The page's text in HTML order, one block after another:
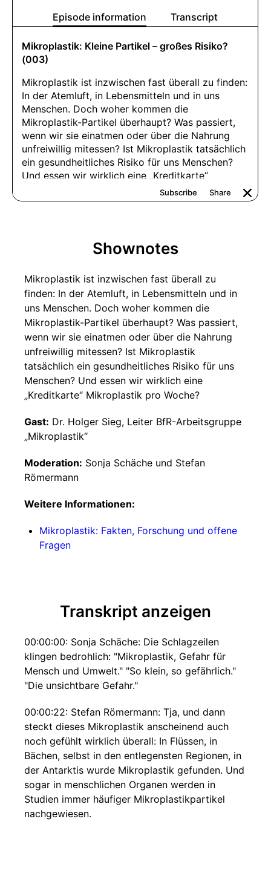
Shownotes
Mikroplastik ist inzwischen fast überall zu
finden: In der Atemluft, in Lebensmitteln und in
uns Menschen. Doch woher kommen die
Mikroplastik-Partikel überhaupt? Was passiert,
wenn wir sie einatmen oder über die Nahrung
unfreiwillig mitessen? Ist Mikroplastik
tatsächlich ein gesundheitliches Risiko für uns
Menschen? Und essen wir wirklich eine
„Kreditkarte“ Mikroplastik pro Woche?
Gast: Dr. Holger Sieg, Leiter BfR-Arbeitsgruppe
„Mikroplastik“
Moderation: Sonja Schäche und Stefan
Römermann
Weitere Informationen:
Mikroplastik: Fakten, Forschung und offene
Fragen
Transkript anzeigen
00:00:00: Sonja Schäche: Die Schlagzeilen
klingen bedrohlich: "Mikroplastik, Gefahr für
Mensch und Umwelt." "So klein, so gefährlich."
"Die unsichtbare Gefahr."
00:00:22: Stefan Römermann: Tja, und dann
steckt dieses Mikroplastik anscheinend auch
noch gefühlt wirklich überall: In Flüssen, in
Bächen, selbst in den entlegensten Regionen, in
der Antarktis wurde Mikroplastik gefunden. Und
sogar in menschlichen Organen werden in
Studien immer häufiger Mikroplastikpartikel
nachgewiesen.